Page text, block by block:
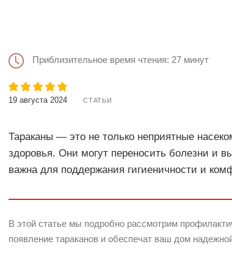
Приблизительное время чтения: 27 минут
19 августа 2024 СТАТЬИ
Тараканы — это не только неприятные
здоровья. Они могут переносить болезни и
важна для поддержания гигиеничности и
В этой статье мы подробно рассмотрим
появление тараканов и обеспечат ваш дом